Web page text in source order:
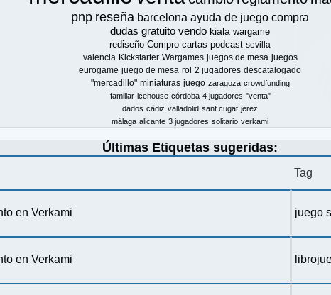
pnp reseña barcelona ayuda de juego compra
dudas gratuito vendo kiala wargame
rediseño Compro cartas podcast sevilla
valencia Kickstarter Wargames juegos de mesa juegos
eurogame juego de mesa rol 2 jugadores descatalogado
"mercadillo" miniaturas juego zaragoza crowdfunding
familiar icehouse córdoba 4 jugadores "venta"
dados cádiz valladolid sant cugat jerez
málaga alicante 3 jugadores solitario verkami
Últimas Etiquetas sugeridas:
Tag
en Verkami juego
en Verkami